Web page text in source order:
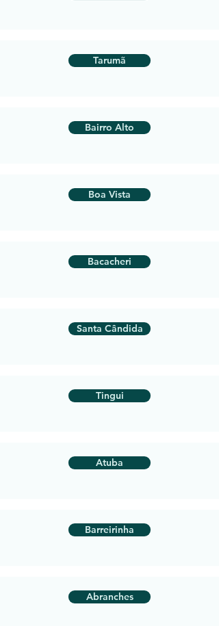
Tarumã
Bairro Alto
Boa Vista
Bacacheri
Santa Cândida
Tingui
Atuba
Barreirinha
Abranches